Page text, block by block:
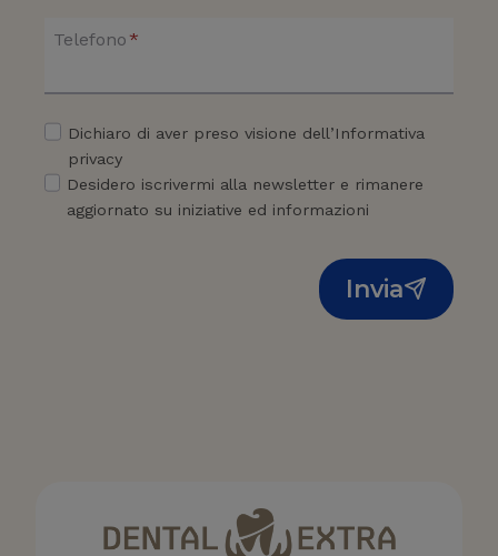
Telefono *
Dichiaro di aver preso visione dell’Informativa
privacy
Desidero iscrivermi alla newsletter e rimanere
aggiornato su iniziative ed informazioni
Invia